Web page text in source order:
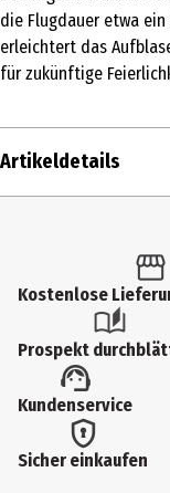
die Flugdauer etwa
erleichtert das
für zukünftige
Artikeldetails
Produkttyp
Luftballons und
Altersempfehlung ab
3 Jahre
Artikelnummer des
Kostenlose
Prospekt
Kundenservice
Sicher einkaufen